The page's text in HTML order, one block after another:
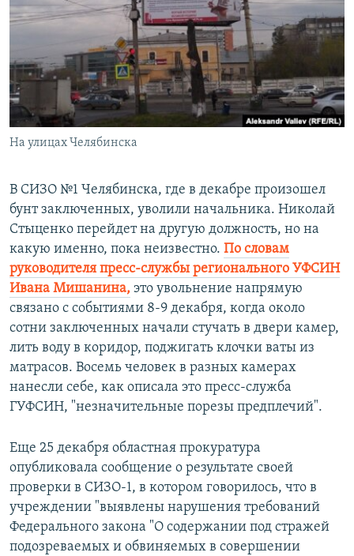
РАСПИСАНИЕ ВЕЩАНИЯ
ПОДПИШИТЕСЬ НА РАССЫЛКУ
СОЦИАЛЬНЫЕ СЕТИ
Все сайты РСЕ/РС
На улицах Челябинска
В СИЗО №1 Челябинска, где в декабре произошел
бунт заключенных, уволили начальника. Николай
Стыценко перейдет на другую должность, но на
какую именно, пока неизвестно. По словам
руководителя пресс-службы регионального УФСИН
Ивана Мишанина, это увольнение напрямую
связано с событиями 8-9 декабря, когда около
сотни заключенных начали стучать в двери камер,
лить воду в коридор, поджигать клочки ваты из
матрасов. Восемь человек в разных камерах
нанесли себе, как описала это пресс-служба
ГУФСИН, "незначительные порезы предплечий".
Еще 25 декабря областная прокуратура
опубликовала сообщение о результате своей
проверки в СИЗО-1, в котором говорилось, что в
учреждении "выявлены нарушения требований
Федерального закона "О содержании под стражей
подозреваемых и обвиняемых в совершении